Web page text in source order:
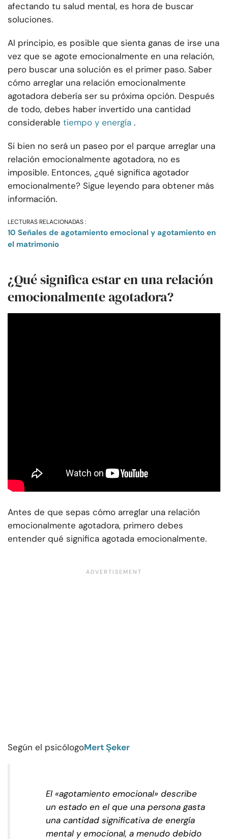
afectando tu salud mental, es hora de buscar
soluciones.
Al principio, es posible que sienta ganas de irse una
vez que se agote emocionalmente en una relación,
pero buscar una solución es el primer paso. Saber
cómo arreglar una relación emocionalmente
agotadora debería ser su próxima opción. Después
de todo, debes haber invertido una cantidad
considerable tiempo y energía .
Si bien no será un paseo por el parque arreglar una
relación emocionalmente agotadora, no es
imposible. Entonces, ¿qué significa agotador
emocionalmente? Sigue leyendo para obtener más
información.
LECTURAS RELACIONADAS :
10 Señales de agotamiento emocional y agotamiento en
el matrimonio
¿Qué significa estar en una relación
emocionalmente agotadora?
Antes de que sepas cómo arreglar una relación
emocionalmente agotadora, primero debes
entender qué significa agotada emocionalmente.
Según el psicólogoMert Şeker
El «agotamiento emocional» describe
un estado en el que una persona gasta
una cantidad significativa de energía
mental y emocional, a menudo debido